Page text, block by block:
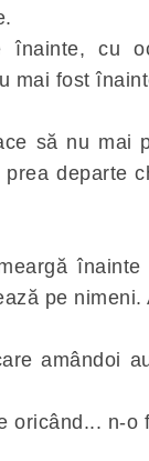
cu
mai fost
să nu mai
departe
pe
amândoi
oricând... n-o